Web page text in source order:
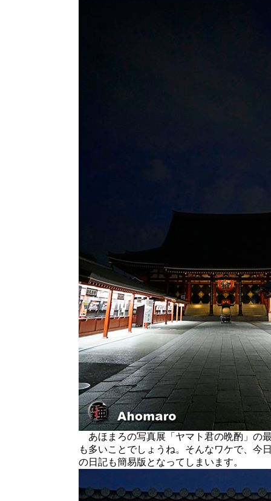
あほまろの写真展「ヤマト君の晩酌」の
も多いことでしょうね。そんなワケで、今
の日記も簡易版となってしまいます。